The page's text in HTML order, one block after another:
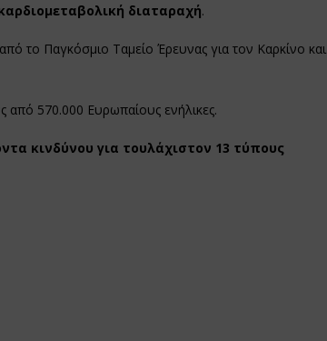
διαταραχή.
το Παγκόσμιο Ταμείο Έρευνας για τον Καρκίνο και
από 570.000 Ευρωπαίους ενήλικες.
κινδύνου για τουλάχιστον 13 τύπους